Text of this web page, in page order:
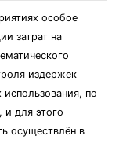
особое
затрат на
издержек
по
для этого
осуществлён в